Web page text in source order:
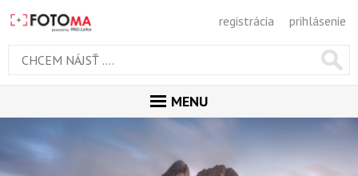
registrácia prihlásenie
MENU
MAGAZÍN